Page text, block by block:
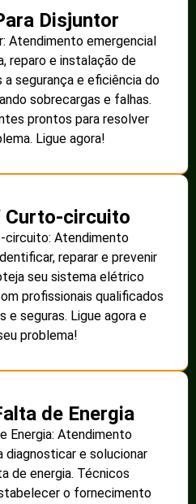
Disjuntor
Atendimento emergencial
reparo e instalação de
a segurança e eficiência do
sobrecargas e falhas.
prontos para resolver
Ligue agora!
Curto-circuito
circuito: Atendimento
reparar e prevenir
seu sistema elétrico
profissionais qualificados
e seguras. Ligue agora e
problema!
de Energia
Energia: Atendimento
diagnosticar e solucionar
de energia. Técnicos
o fornecimento